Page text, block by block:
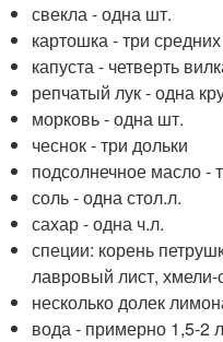
свекла - одна шт.
картошка - три
капуста - четверть
репчатый лук - одна
морковь - одна шт.
чеснок - три дольки
подсолнечное масло -
соль - одна стол.л.
сахар - одна ч.л.
специи: корень
лавровый лист, хмели-
несколько долек
вода - примерно 1,5-2